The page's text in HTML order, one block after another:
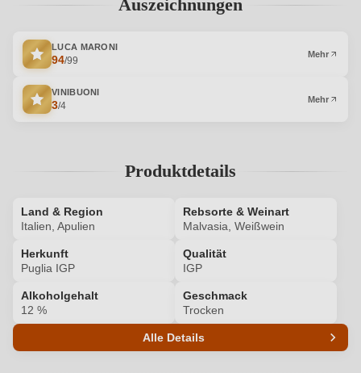
Auszeichnungen
LUCA MARONI
94/99
Mehr
VINIBUONI
3/4
Mehr
Produktdetails
Land & Region
Italien, Apulien
Rebsorte & Weinart
Malvasia, Weißwein
Herkunft
Puglia IGP
Qualität
IGP
Alkoholgehalt
12 %
Geschmack
Trocken
Alle Details